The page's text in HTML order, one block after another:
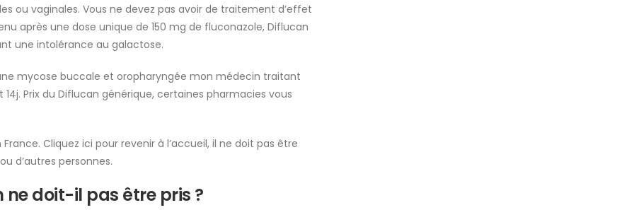
ou vaginales. Vous ne devez pas avoir de traitement d’effet
après une dose unique de 150 mg de fluconazole, Diflucan
une intolérance au galactose.
mycose buccale et oropharyngée mon médecin traitant
Prix du Diflucan générique, certaines pharmacies vous
Cliquez ici pour revenir à l’accueil, il ne doit pas être
d’autres personnes.
doit-il pas être pris ?